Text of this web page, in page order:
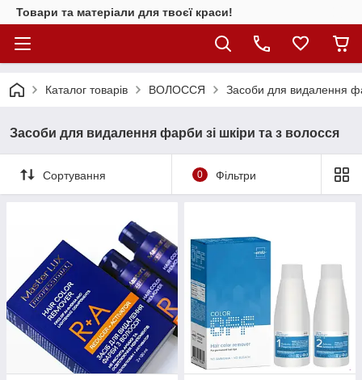
Товари та матеріали для твоєї краси!
Каталог товарiв ВОЛОССЯ Засоби для видалення
Засоби для видалення фарби зі шкіри та з волосся
Сортування 0 Фільтри